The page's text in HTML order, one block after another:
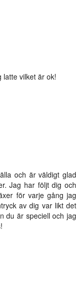
latte vilket är ok!
och är väldigt glad
Jag har följt dig och
för varje gång jag
av dig var likt det
du är speciell och jag